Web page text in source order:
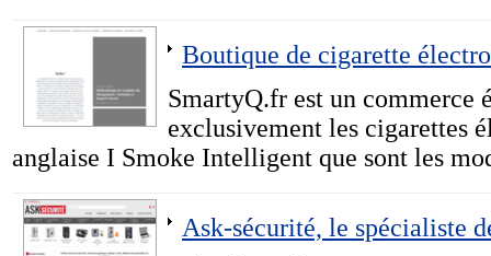
Boutique de cigarette
SmartyQ.fr est un commerce
exclusivement les cigarettes
anglaise I Smoke Intelligent que sont les
Ask-sécurité, le spécialiste